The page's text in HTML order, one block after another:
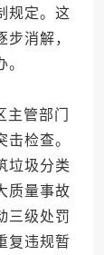
规定。这
消解，
管部门
检查。
垃圾分类
质量事故
三级处罚
复违规暂